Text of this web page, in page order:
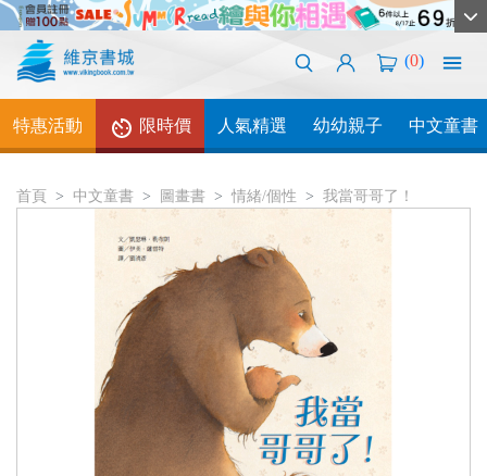
(0)
特惠活動 限時價 人氣精選 幼幼親子 中文童書
首頁 中文童書 圖畫書 情緒/個性 我當哥哥了！